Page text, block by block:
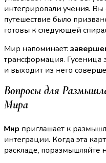
интегрировали учения. Вы
путешествие было
готовы к следующей
Мир напоминает:
трансформация. Гусеница
и выходит из него
Вопросы для
Мира
Мир приглашает к
интеграции. Когда эта
раскладе, поразмышляйте